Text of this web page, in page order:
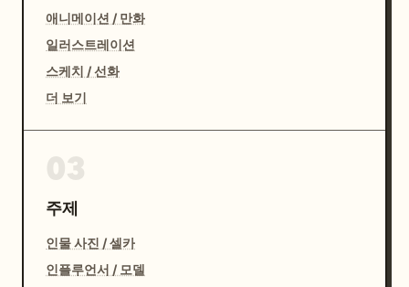
애니메이션 / 만화
일러스트레이션
스케치 / 선화
더 보기
주제
인물 사진 / 셀카
인플루언서 / 모델